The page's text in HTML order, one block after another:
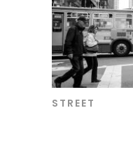
STREET